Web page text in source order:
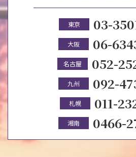
東京 03-
大阪 06-
名古屋 052-
九州 092-
札幌 011-
湘南 0466-